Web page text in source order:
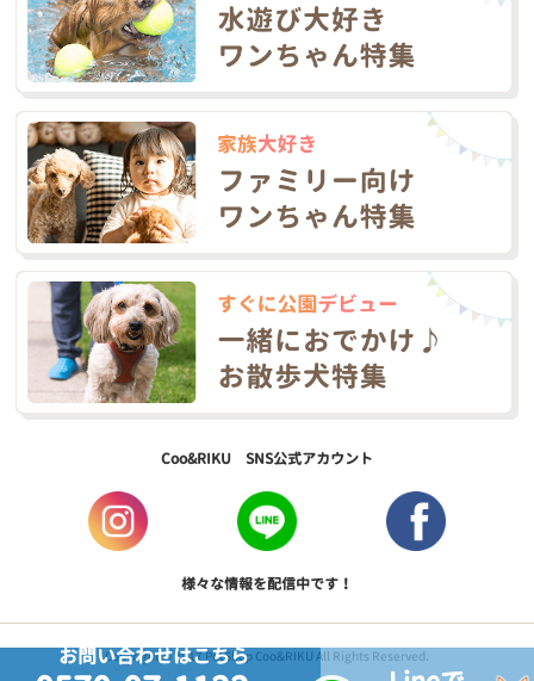
お問い合わせはこちら
Coo&RIKU SNS公式アカウント
様々な情報を配信中です！
Copyright © 2017 PetShop Coo&RIKU All Rights Reserved.